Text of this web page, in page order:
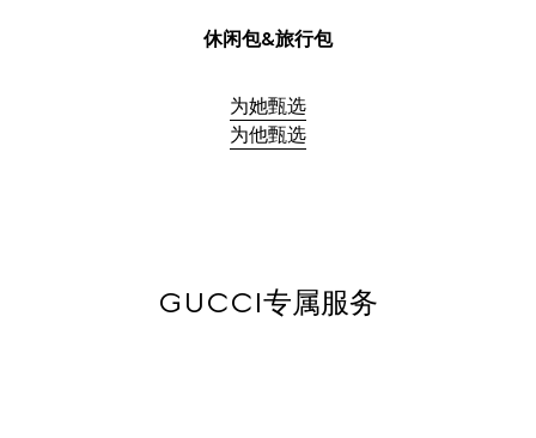
休闲包&旅行包
为她甄选
为他甄选
GUCCI专属服务